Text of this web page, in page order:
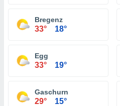
Bregenz
33° 18°
Egg
33° 19°
Gaschurn
29° 15°